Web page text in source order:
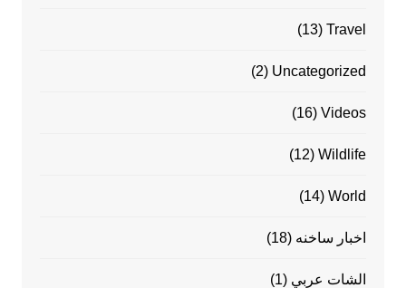
Travel
(13)
Uncategorized
(2)
Videos
(16)
Wildlife
(12)
World
(14)
اخبار ساخنه (18)
الشات عربي (1)